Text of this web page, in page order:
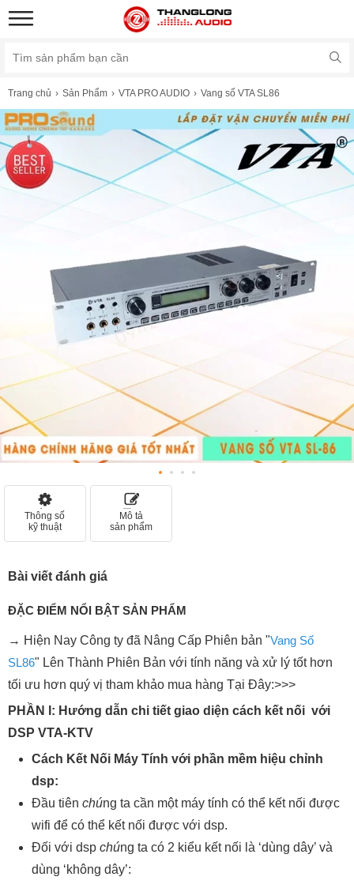
Trang chủ Sản Phẩm VTA PRO AUDIO Vang số VTA SL86
Thông số
kỹ thuật
Mô tả
sản phẩm
Bài viết đánh giá
ĐẶC ĐIỂM NỔI BẬT SẢN PHẨM
→ Hiện Nay Công ty đã Nâng Cấp Phiên bản "Vang Số
SL86" Lên Thành Phiên Bản với tính năng và xử lý tốt hơn
tối ưu hơn quý vị tham khảo mua hàng Tại Đây:>>>
PHẦN I: Hướng dẫn chi tiết giao diện cách kết nối với
DSP VTA-KTV
Cách Kết Nối Máy Tính với phần mềm hiệu chỉnh
dsp:
Đầu tiên chúng ta cần một máy tính có thể kết nối được
wifi để có thể kết nối được với dsp.
Đối với dsp chúng ta có 2 kiểu kết nối là ‘dùng dây’ và
dùng ‘không dây’: